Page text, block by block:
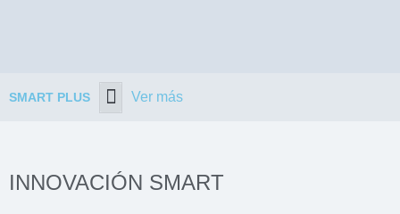
SMART PLUS Ver más
INNOVACIÓN SMART